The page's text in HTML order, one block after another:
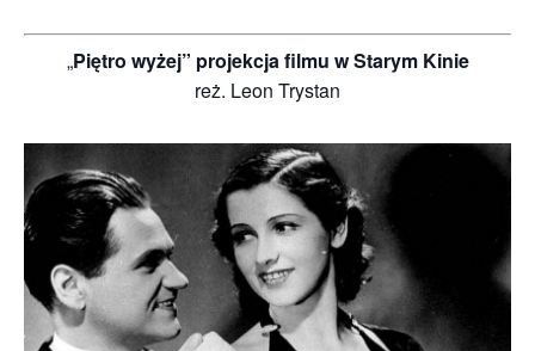
„Piętro wyżej” projekcja filmu w Starym Kinie
reż. Leon Trystan